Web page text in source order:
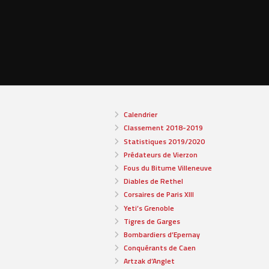
Calendrier
Classement 2018-2019
Statistiques 2019/2020
Prédateurs de Vierzon
Fous du Bitume Villeneuve
Diables de Rethel
Corsaires de Paris XIII
Yeti’s Grenoble
Tigres de Garges
Bombardiers d’Epernay
Conquérants de Caen
Artzak d’Anglet